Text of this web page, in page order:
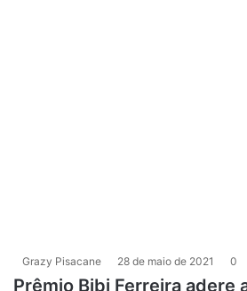
Grazy Pisacane 28 de maio de 2021 0
Prêmio Bibi Ferreira adere